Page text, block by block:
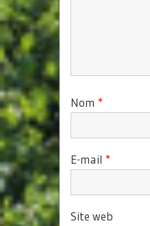
Nom *
E-mail *
Site web